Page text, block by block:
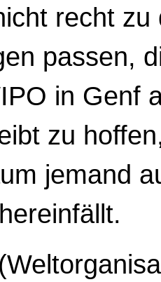
recht zu
passen,
in Genf
zu
jemand